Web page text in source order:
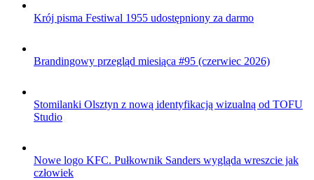
Krój pisma Festiwal 1955 udostępniony za darmo
Brandingowy przegląd miesiąca #95 (czerwiec 2026)
Stomilanki Olsztyn z nową identyfikacją wizualną od TOFU
Studio
Nowe logo KFC. Pułkownik Sanders wygląda wreszcie jak
człowiek